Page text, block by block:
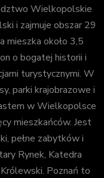
Wielkopolskie
i zajmuje obszar 29
mieszka około 3,5
o bogatej historii i
turystycznymi. W
parki krajobrazowe i
w Wielkopolsce
mieszkańców. Jest
pełne zabytków i
Rynek, Katedra
Poznań to